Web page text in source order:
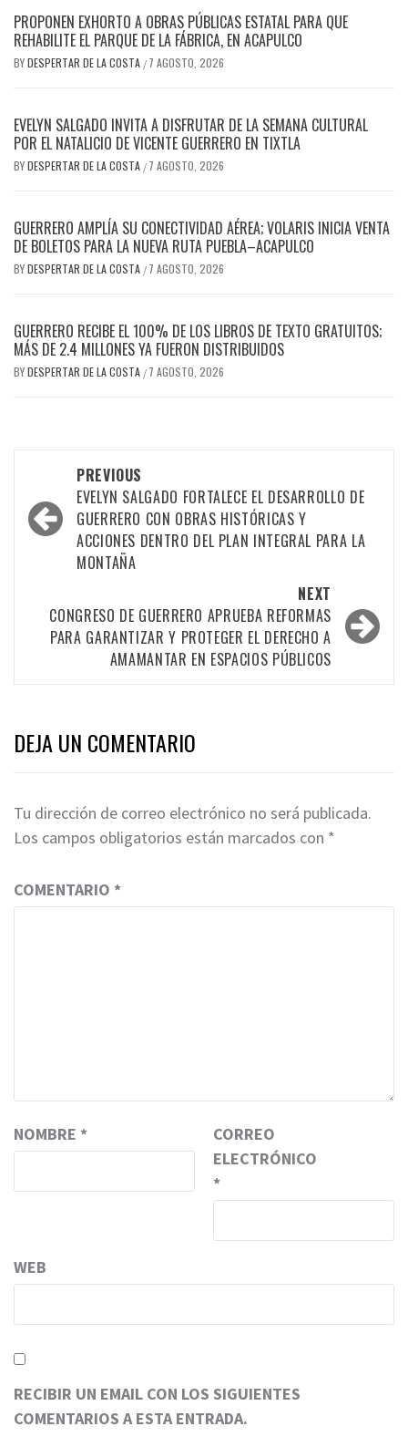
PROPONEN EXHORTO A OBRAS PÚBLICAS ESTATAL PARA QUE
REHABILITE EL PARQUE DE LA FÁBRICA, EN ACAPULCO
BYDESPERTAR DE LA COSTA / 7 AGOSTO, 2026
EVELYN SALGADO INVITA A DISFRUTAR DE LA SEMANA CULTURAL
POR EL NATALICIO DE VICENTE GUERRERO EN TIXTLA
BYDESPERTAR DE LA COSTA / 7 AGOSTO, 2026
GUERRERO AMPLÍA SU CONECTIVIDAD AÉREA; VOLARIS INICIA VENTA
DE BOLETOS PARA LA NUEVA RUTA PUEBLA–ACAPULCO
BYDESPERTAR DE LA COSTA / 7 AGOSTO, 2026
GUERRERO RECIBE EL 100% DE LOS LIBROS DE TEXTO GRATUITOS;
MÁS DE 2.4 MILLONES YA FUERON DISTRIBUIDOS
BYDESPERTAR DE LA COSTA / 7 AGOSTO, 2026
navigation
PREVIOUS
EVELYN SALGADO FORTALECE EL DESARROLLO DE
GUERRERO CON OBRAS HISTÓRICAS Y
ACCIONES DENTRO DEL PLAN INTEGRAL PARA LA
MONTAÑA
NEXT
CONGRESO DE GUERRERO APRUEBA REFORMAS
PARA GARANTIZAR Y PROTEGER EL DERECHO A
AMAMANTAR EN ESPACIOS PÚBLICOS
DEJA UN COMENTARIO
Tu dirección de correo electrónico no será publicada.
Los campos obligatorios están marcados con *
COMENTARIO *
NOMBRE *
CORREO
ELECTRÓNICO
*
WEB
RECIBIR UN EMAIL CON LOS SIGUIENTES
COMENTARIOS A ESTA ENTRADA.